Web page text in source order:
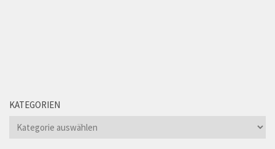
KATEGORIEN
Kategorien